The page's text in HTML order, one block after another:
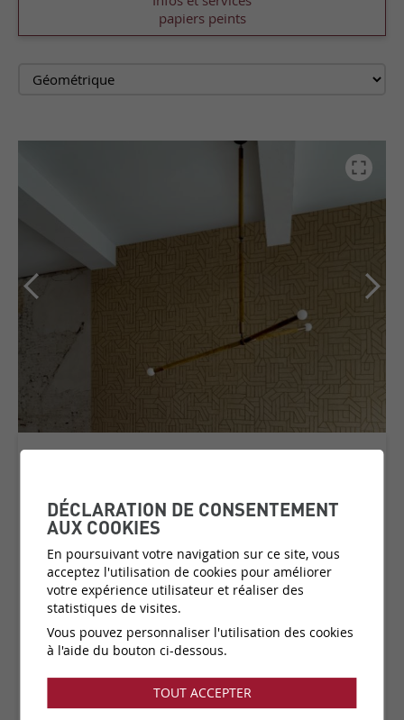
papiers peints
COLLECTION:LE COUTURIER
Matière:Revêtement mural textile sur intissé
Catégorie de prix: C6
Couleurs:
3 disponibles
Fabricant: Arte
Collection disponible dans notre showroom !
DÉCLARATION DE CONSENTEMENT
AUX COOKIES
En poursuivant votre navigation sur ce site, vous
acceptez l'utilisation de cookies pour améliorer
votre expérience utilisateur et réaliser des
statistiques de visites.
Vous pouvez personnaliser l'utilisation des cookies
à l'aide du bouton ci-dessous.
TOUT ACCEPTER